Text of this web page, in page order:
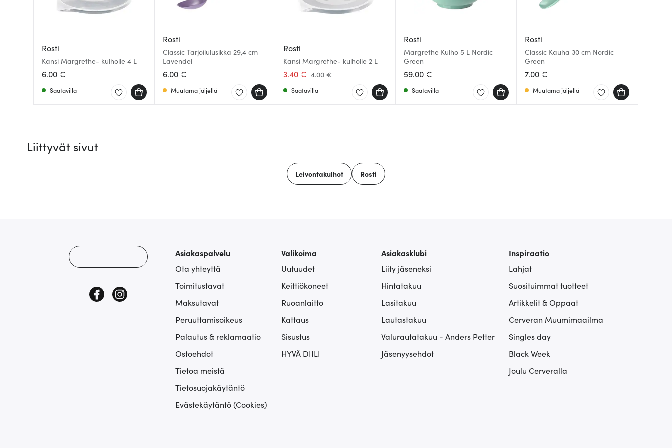
Rosti
Kansi Margrethe- kulholle 4 L
6.00 €
Saatavilla
Rosti
Classic Tarjoilulusikka 29,4 cm
Lavendel
6.00 €
Muutama jäljellä
Rosti
Kansi Margrethe- kulholle 2 L
3.40 € 4.00 €
Saatavilla
Rosti
Margrethe Kulho 5 L Nordic
Green
59.00 €
Saatavilla
Rosti
Classic Kauha 30 cm Nordic
Green
7.00 €
Muutama jäljellä
Liittyvät sivut
Leivontakulhot Rosti
Asiakaspalvelu
Ota yhteyttä
Toimitustavat
Maksutavat
Peruuttamisoikeus
Palautus & reklamaatio
Ostoehdot
Tietoa meistä
Tietosuojakäytäntö
Evästekäytäntö (Cookies)
Valikoima
Uutuudet
Keittiökoneet
Ruoanlaitto
Kattaus
Sisustus
HYVÄ DIILI
Asiakasklubi
Liity jäseneksi
Hintatakuu
Lasitakuu
Lautastakuu
Valurautatakuu - Anders Petter
Jäsenyysehdot
Inspiraatio
Lahjat
Suosituimmat tuotteet
Artikkelit & Oppaat
Cerveran Muumimaailma
Singles day
Black Week
Joulu Cerveralla